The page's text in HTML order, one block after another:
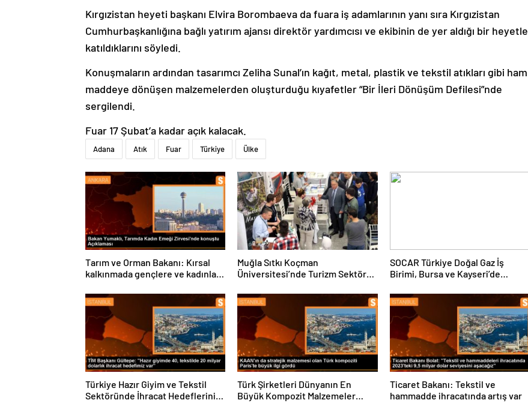
Kırgızistan heyeti başkanı Elvira Borombaeva da fuara iş adamlarının yanı sıra Kırgızistan
Cumhurbaşkanlığına bağlı yatırım ajansı direktör yardımcısı ve ekibinin de yer aldığı bir heyetle
katıldıklarını söyledi.
Konuşmaların ardından tasarımcı Zeliha Sunal’ın kağıt, metal, plastik ve tekstil atıkları gibi ham
maddeye dönüşen malzemelerden oluşturduğu kıyafetler “Bir İleri Dönüşüm Defilesi”nde
sergilendi.
Fuar 17 Şubat’a kadar açık kalacak.
Adana Atık Fuar Türkiye Ülke
Tarım ve Orman Bakanı: Kırsal
kalkınmada gençlere ve kadınlara
Muğla Sıtkı Koçman
Üniversitesi’nde Turizm Sektörü
SOCAR Türkiye Doğal Gaz İş
Birimi, Bursa ve Kayseri’de
Türkiye Hazır Giyim ve Tekstil
Sektöründe İhracat Hedeflerini
Türk Şirketleri Dünyanın En
Büyük Kompozit Malzemeler
Ticaret Bakanı: Tekstil ve
hammadde ihracatında artış var